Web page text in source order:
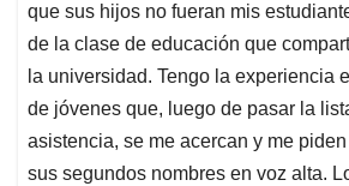
que sus hijos no fueran mis
de la clase de educación que
la universidad. Tengo la experiencia
de jóvenes que, luego de pasar la
asistencia, se me acercan y me
sus segundos nombres en voz alta.